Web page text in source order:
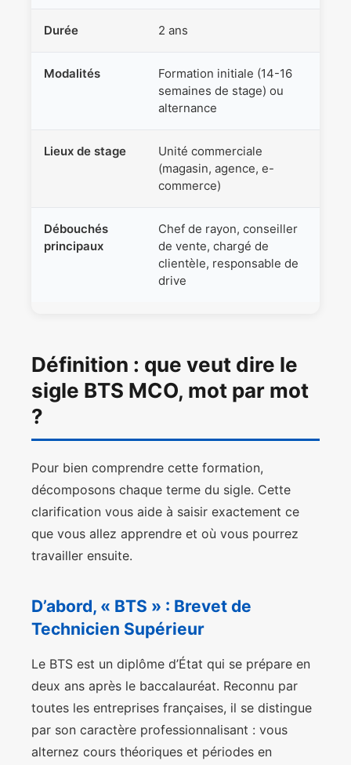
Durée 2 ans
Modalités
Formation initiale (14-16
semaines de stage) ou
alternance
Lieux de stage
Unité commerciale
(magasin, agence, e-
commerce)
Débouchés
principaux
Chef de rayon, conseiller
de vente, chargé de
clientèle, responsable de
drive
Définition : que veut dire le
sigle BTS MCO, mot par mot
?
Pour bien comprendre cette formation,
décomposons chaque terme du sigle. Cette
clarification vous aide à saisir exactement ce
que vous allez apprendre et où vous pourrez
travailler ensuite.
D’abord, « BTS » : Brevet de
Technicien Supérieur
Le BTS est un diplôme d’État qui se prépare en
deux ans après le baccalauréat. Reconnu par
toutes les entreprises françaises, il se distingue
par son caractère professionnalisant : vous
alternez cours théoriques et périodes en